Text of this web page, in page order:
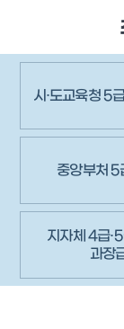
시·도교육청 5
중앙부처 5
지자체 4급
과장